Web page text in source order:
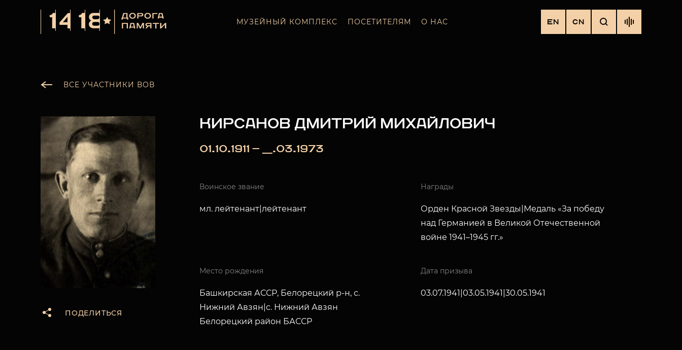
МУЗЕЙНЫЙ КОМПЛЕКС ПОСЕТИТЕЛЯМ О НАС EN CN
ВСЕ УЧАСТНИКИ ВОВ
ПОДЕЛИТЬСЯ
КИРСАНОВ ДМИТРИЙ МИХАЙЛОВИЧ
01.10.1911 — __.03.1973
Воинское звание
мл. лейтенант|лейтенант
Награды
Орден Красной Звезды|Медаль «За победу
над Германией в Великой Отечественной
войне 1941–1945 гг.»
Место рождения
Башкирская АССР, Белорецкий р-н, с.
Нижний Авзян|с. Нижний Авзян
Белорецкий район БАССР
Дата призыва
03.07.1941|03.05.1941|30.05.1941